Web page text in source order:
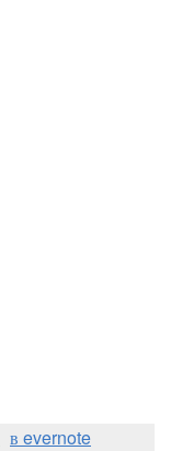
в evernote